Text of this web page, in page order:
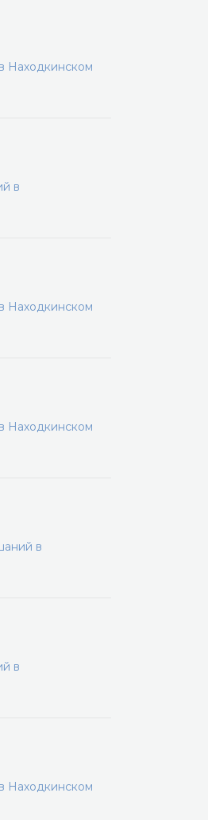
Находкинском
в
Находкинском
Находкинском
в
в
Находкинском